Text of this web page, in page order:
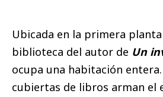
Ubicada en la primera planta
biblioteca del autor de Un
ocupa una habitación
cubiertas de libros arman el